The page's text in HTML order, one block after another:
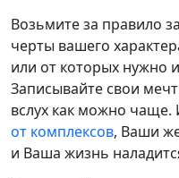
Возьмите за правило
черты вашего
или от которых нужно
Записывайте свои
вслух как можно чаще.
от комплексов, Ваши
и Ваша жизнь